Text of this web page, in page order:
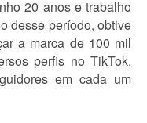
20 anos e trabalho
desse período, obtive
a marca de 100 mil
perfis no TikTok,
em cada um